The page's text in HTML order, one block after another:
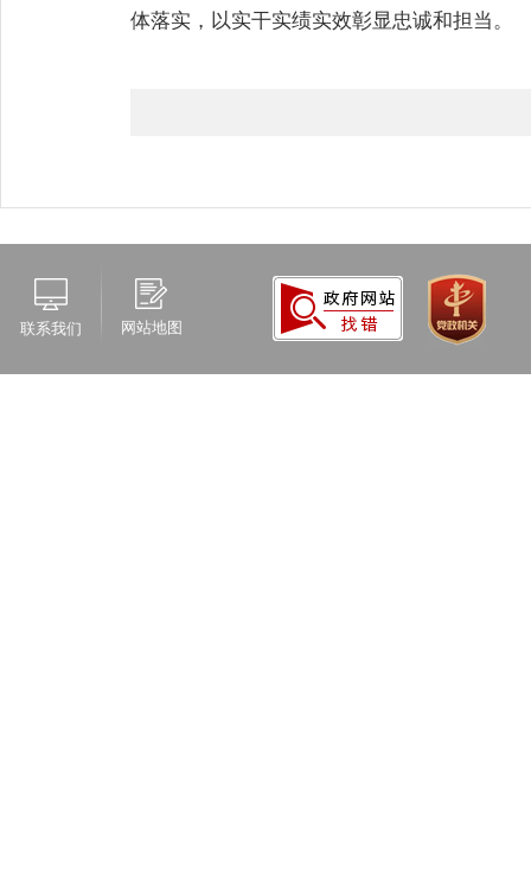
体落实，以实干实绩实效彰显忠诚和担当。
联系我们 网站地图